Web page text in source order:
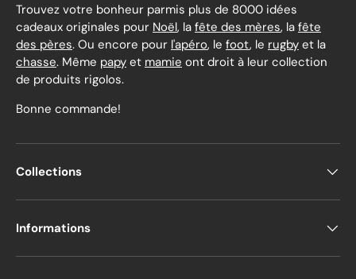
Trouvez votre bonheur parmis plus de 8000 idées
cadeaux originales pour Noël, la fête des mères, la fête
des pères. Ou encore pour l'apéro, le foot, le rugby et la
chasse. Même papy et mamie ont droit à leur collection
de produits rigolos.
Bonne commande!
Collections
Informations